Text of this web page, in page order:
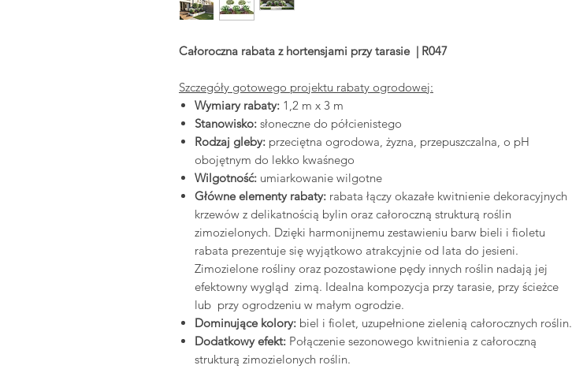
Całoroczna rabata z hortensjami przy tarasie | R047
Szczegóły gotowego projektu rabaty ogrodowej:
Wymiary rabaty: 1,2 m x 3 m
Stanowisko: słoneczne do półcienistego
Rodzaj gleby: przeciętna ogrodowa, żyzna, przepuszczalna, o pH
obojętnym do lekko kwaśnego
Wilgotność: umiarkowanie wilgotne
Główne elementy rabaty: rabata łączy okazałe kwitnienie dekoracyjnych
krzewów z delikatnością bylin oraz całoroczną strukturą roślin
zimozielonych. Dzięki harmonijnemu zestawieniu barw bieli i fioletu
rabata prezentuje się wyjątkowo atrakcyjnie od lata do jesieni.
Zimozielone rośliny oraz pozostawione pędy innych roślin nadają jej
efektowny wygląd zimą. Idealna kompozycja przy tarasie, przy ścieżce
lub przy ogrodzeniu w małym ogrodzie.
Dominujące kolory: biel i fiolet, uzupełnione zielenią całorocznych roślin.
Dodatkowy efekt: Połączenie sezonowego kwitnienia z całoroczną
strukturą zimozielonych roślin.